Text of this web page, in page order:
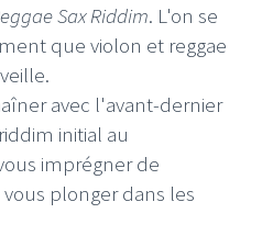
Sax Riddim. L'on se
que violon et reggae
avec l'avant-dernier
initial au
imprégner de
plonger dans les